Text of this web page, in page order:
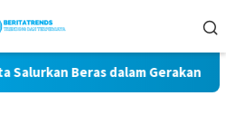
Beras dalam Gerakan Pangan